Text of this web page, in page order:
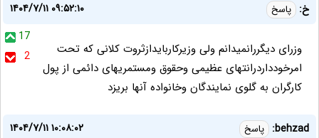
خ: پاسخ
۱۴۰۴/۷/۱۱ ۰۹:۵۲:۱۰
17
2
وزرای دیگررانمیدانم ولی وزیرکاربایدازثروت کلانی که تحت
امرخودداردرانتهای عظیمی وحقوق ومستمریهای دائمی از پول
کارگران به گلوی نمایندگان وخانواده آنها بریزد
behzad: پاسخ
۱۴۰۴/۷/۱۱ ۱۰:۰۸:۰۲